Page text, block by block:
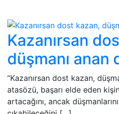
Kazanırsan
düşmanı anan
“Kazanırsan dost kazan,
atasözü, başarı elde eden
artacağını, ancak